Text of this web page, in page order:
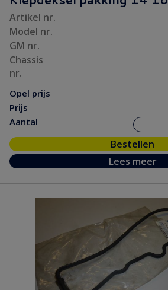
Ontsteking
Versnelling/ Aandrijving
Remmen/ Wielen
Vooras/ Stuurinrichting
Artikel nr.
Model nr.
GM nr.
Chassis
nr.
Opel prijs
Prijs
Aantal
Bestellen
Lees meer